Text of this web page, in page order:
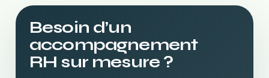
Besoin d’un
accompagnement
RH sur mesure ?